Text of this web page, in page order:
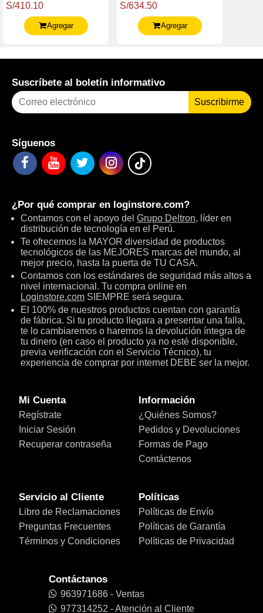
S/410.10
Agregar
S/634.50
Agregar
Suscríbete al boletín informativo
Suscribirme
Síguenos
¿Por qué comprar en loginstore.com?
Contamos con el apoyo del Grupo Deltron, líder en
distribución de tecnología en el Perú.
Te ofrecemos la MAYOR diversidad de productos
tecnológicos de las MEJORES marcas del mundo, al
mejor precio, hasta la puerta de TU CASA.
Contamos con los estándares de seguridad más altos a
nivel internacional. Tu compra online en
Loginstore.com SIEMPRE será segura.
El 100% de nuestros productos cuentan con garantía
de fábrica. Si tu producto llegara a presentar una falla,
te lo cambiaremos o haremos la devolución íntegra de
tu dinero (en caso el producto ya no esté disponible,
previa verificación con el Servicio Técnico), tu
experiencia de comprar por internet DEBE ser la mejor.
Mi Cuenta
Regístrate
Iniciar Sesión
Recuperar contraseña
Información
¿Quiénes Somos?
Pedidos y Devoluciones
Formas de Pago
Contáctenos
Servicio al Cliente
Libro de Reclamaciones
Preguntas Frecuentes
Términos y Condiciones
Políticas
Políticas de Envío
Políticas de Garantía
Políticas de Privacidad
Contáctanos
963971686 - Ventas
977314252 - Atención al Cliente